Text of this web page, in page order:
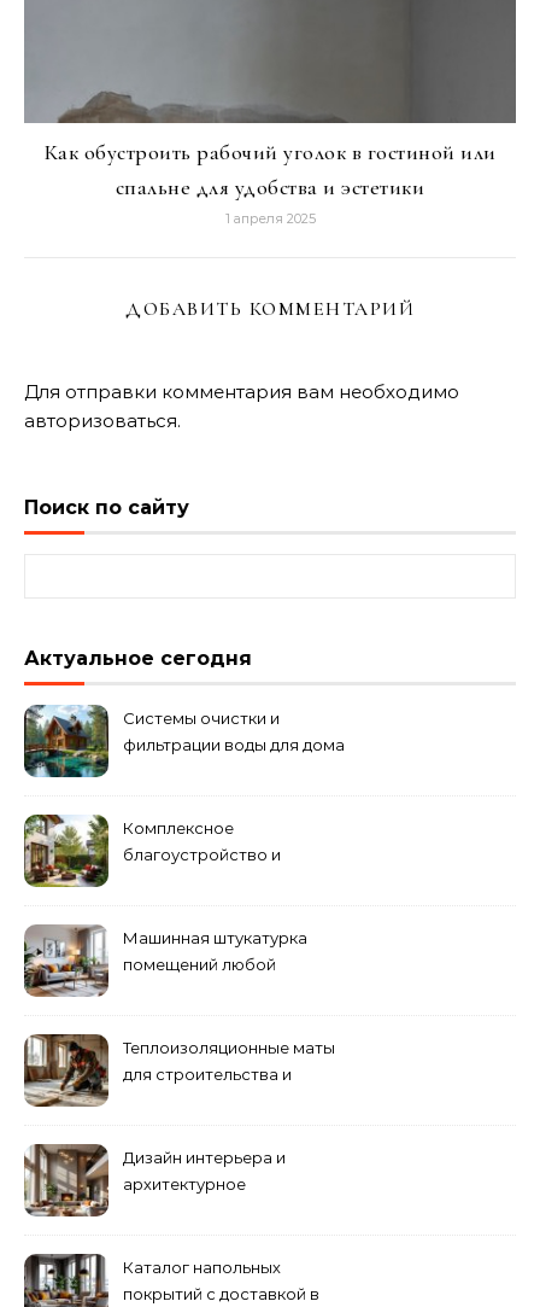
Как обустроить рабочий уголок в гостиной или
спальне для удобства и эстетики
1 апреля 2025
ДОБАВИТЬ КОММЕНТАРИЙ
Для отправки комментария вам необходимо
авторизоваться.
Поиск по сайту
Актуальное сегодня
Системы очистки и
фильтрации воды для дома
Комплексное
благоустройство и
Машинная штукатурка
помещений любой
Теплоизоляционные маты
для строительства и
Дизайн интерьера и
архитектурное
Каталог напольных
покрытий с доставкой в